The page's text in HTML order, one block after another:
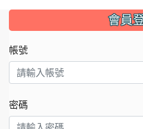
::: 會員
帳號
密碼